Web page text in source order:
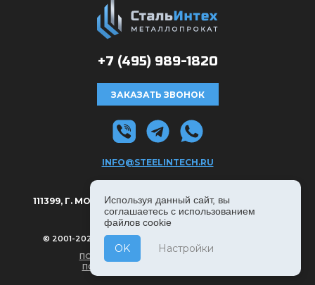
+7 (495)989-1820
ЗАКАЗАТЬ ЗВОНОК
INFO@STEELINTECH.RU
111399, Г. МОСКВА, РЯЗАНСКИЙ ПРОСПЕКТ Д. 8А, С. 1.
© 2001-2026, СТАЛЬИНТЕХ — ВСЕ ПРАВА ЗАЩИЩЕНЫ
ПОЛИТИКА КОНФИДЕНЦИАЛЬНОСТИ
ПОЛЬЗОВАТЕЛЬСКОЕ СОГЛАШЕНИЕ
Используя данный сайт, вы
соглашаетесь с использованием
файлов cookie
OK Настройки